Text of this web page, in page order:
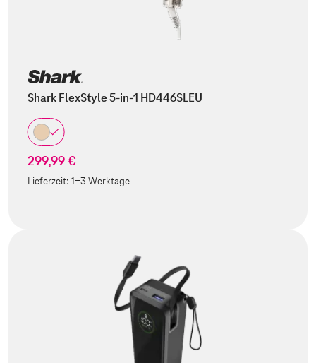
Shark FlexStyle 5-in-1 HD446SLEU
299,99 €
Lieferzeit:1-3 Werktage